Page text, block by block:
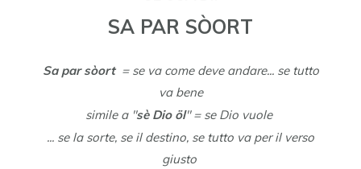
SA PAR SÒORT
Sa par sòort = se va come deve andare... se tutto
va bene
simile a "sè Dio öl" = se Dio vuole
... se la sorte, se il destino, se tutto va per il verso
giusto